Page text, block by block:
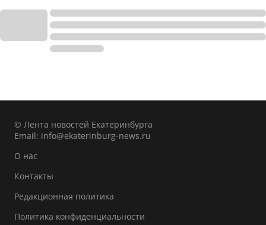
© Лента новостей Екатеринбурга
Email: info@ekaterinburg-news.ru
О нас
Контакты
Редакционная политика
Политика конфиденциальности